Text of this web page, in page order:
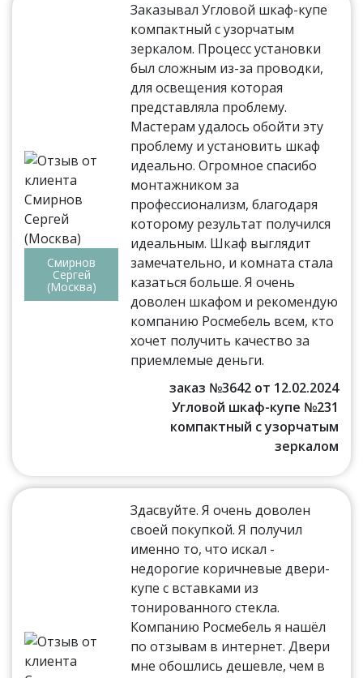
Смирнов
Сергей
(Москва)
Заказывал Угловой шкаф-купе
компактный с узорчатым
зеркалом. Процесс установки
был сложным из-за проводки,
для освещения которая
представляла проблему.
Мастерам удалось обойти эту
проблему и установить шкаф
идеально. Огромное спасибо
монтажником за
профессионализм, благодаря
которому результат получился
идеальным. Шкаф выглядит
замечательно, и комната стала
казаться больше. Я очень
доволен шкафом и рекомендую
компанию Росмебель всем, кто
хочет получить качество за
приемлемые деньги.
заказ №3642 от 12.02.2024
Угловой шкаф-купе №231
компактный с узорчатым
зеркалом
Здасвуйте. Я очень доволен
своей покупкой. Я получил
именно то, что искал -
недорогие коричневые двери-
купе с вставками из
тонированного стекла.
Компанию Росмебель я нашёл
по отзывам в интернет. Двери
мне обошлись дешевле, чем в